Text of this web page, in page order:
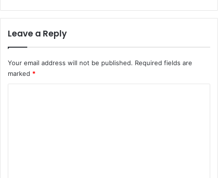
Leave a Reply
Your email address will not be published. Required fields are
marked *